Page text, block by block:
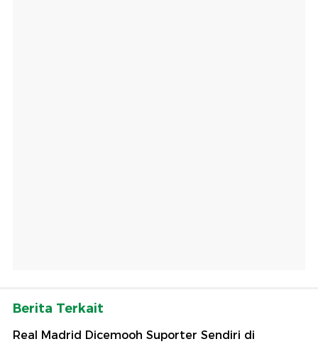
Berita Terkait
Real Madrid Dicemooh Suporter Sendiri di